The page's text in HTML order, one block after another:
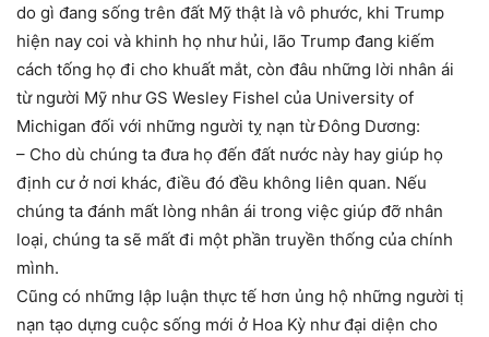
do gì đang sống trên đất Mỹ thật là vô phước, khi Trump
hiện nay coi và khinh họ như hủi, lão Trump đang kiếm
cách tống họ đi cho khuất mắt, còn đâu những lời nhân ái
từ người Mỹ như GS Wesley Fishel của University of
Michigan đối với những người tỵ nạn từ Đông Dương:
– Cho dù chúng ta đưa họ đến đất nước này hay giúp họ
định cư ở nơi khác, điều đó đều không liên quan. Nếu
chúng ta đánh mất lòng nhân ái trong việc giúp đỡ nhân
loại, chúng ta sẽ mất đi một phần truyền thống của chính
mình.
Cũng có những lập luận thực tế hơn ủng hộ những người tị
nạn tạo dựng cuộc sống mới ở Hoa Kỳ như đại diện cho